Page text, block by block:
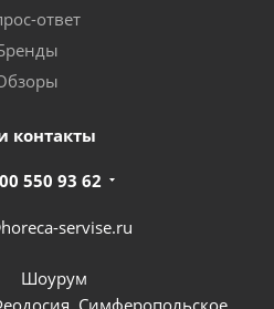
ответ
контакты
550 93 62
servise.ru
Шоурум
Симферопольское